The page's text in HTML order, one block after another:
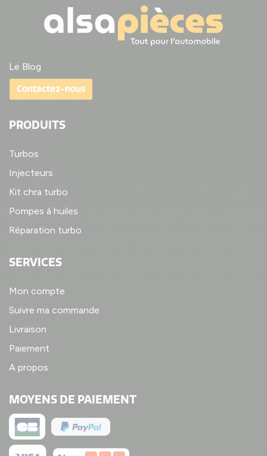
Le Blog
Contactez-nous
PRODUITS
Turbos
Injecteurs
Kit chra turbo
Pompes à huiles
Réparation turbo
SERVICES
Mon compte
Suivre ma commande
Livraison
Paiement
A propos
MOYENS DE PAIEMENT